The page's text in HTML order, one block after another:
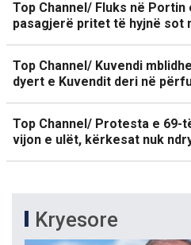
Top Channel/ Fluks në Portin
pasagjerë pritet të hyjnë sot
Top Channel/ Kuvendi
dyert e Kuvendit deri në
Top Channel/ Protesta e 69-
vijon e ulët, kërkesat nuk
Kryesore